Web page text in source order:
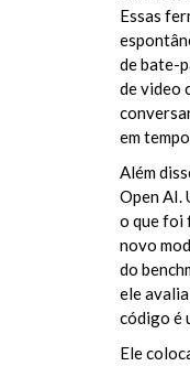
Essas
de bate-
de video
em
Além
Open AI.
o que foi
novo
do
ele
código é
Ele